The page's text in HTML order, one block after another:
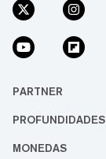
PARTNER
PROFUNDIDADES
MONEDAS